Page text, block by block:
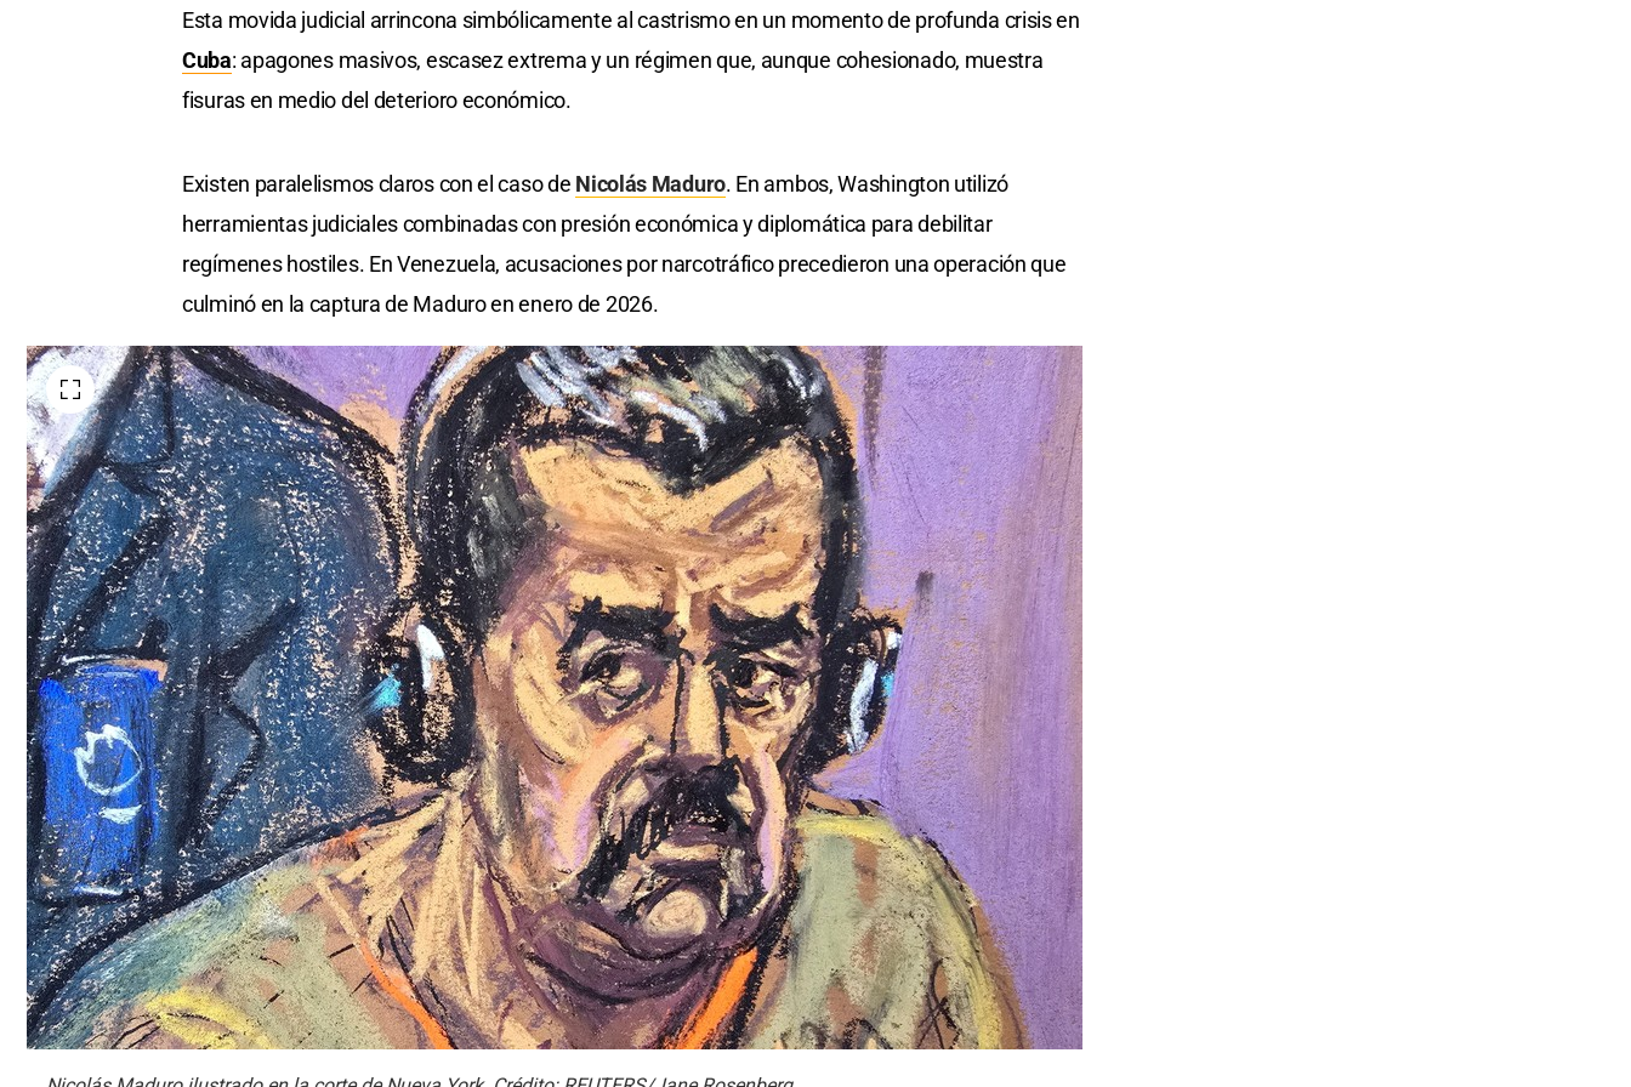
Esta movida judicial arrincona simbólicamente al castrismo en un momento de profunda crisis en
Cuba: apagones masivos, escasez extrema y un régimen que, aunque cohesionado, muestra
fisuras en medio del deterioro económico.
Existen paralelismos claros con el caso de Nicolás Maduro. En ambos, Washington utilizó
herramientas judiciales combinadas con presión económica y diplomática para debilitar
regímenes hostiles. En Venezuela, acusaciones por narcotráfico precedieron una operación que
culminó en la captura de Maduro en enero de 2026.